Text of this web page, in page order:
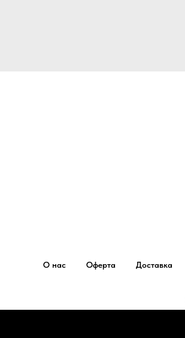
О нас Оферта Доставка